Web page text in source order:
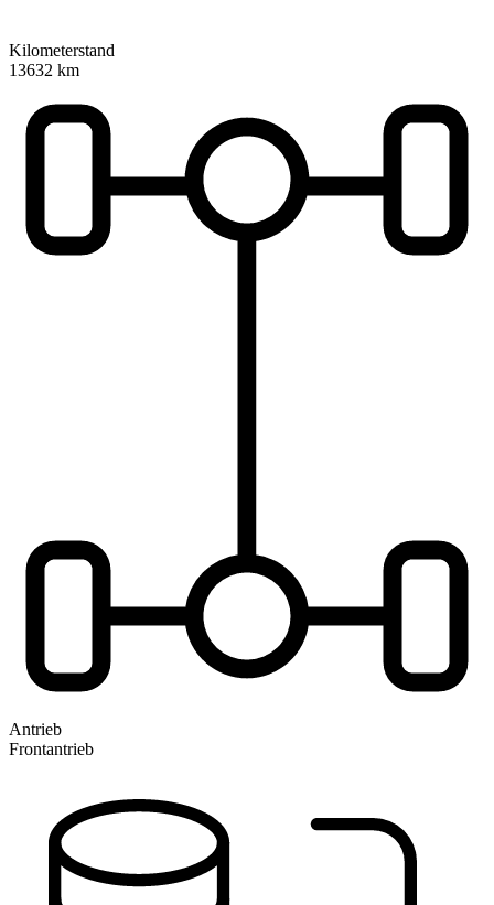
Kilometerstand
13632 km
Antrieb
Frontantrieb